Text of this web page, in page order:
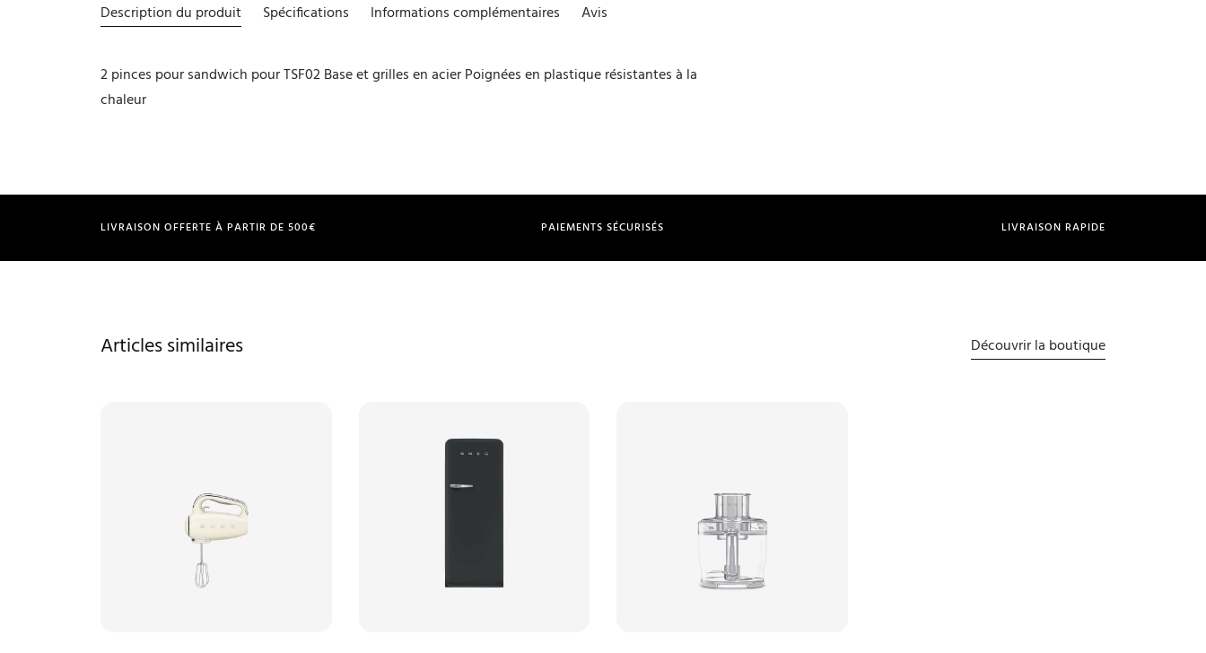
Description du produit Spécifications Informations complémentaires Avis
2 pinces pour sandwich pour TSF02 Base et grilles en acier Poignées en plastique résistantes à la
chaleur
LIVRAISON OFFERTE À PARTIR DE 500€ PAIEMENTS SÉCURISÉS LIVRAISON RAPIDE
Articles similaires Découvrir la boutique